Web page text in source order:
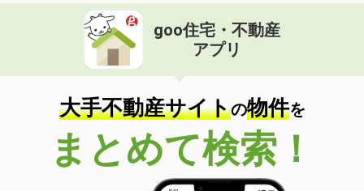
goo住宅・不動産
アプリ
大手不動産サイトの物件を
まとめて検索！